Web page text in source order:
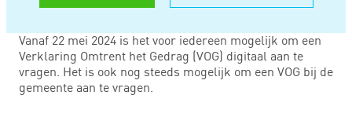
Vanaf 22 mei 2024 is het voor iedereen mogelijk om een
Verklaring Omtrent het Gedrag (VOG) digitaal aan te
vragen. Het is ook nog steeds mogelijk om een VOG bij de
gemeente aan te vragen.